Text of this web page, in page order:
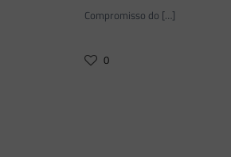
Compromisso do […]
0